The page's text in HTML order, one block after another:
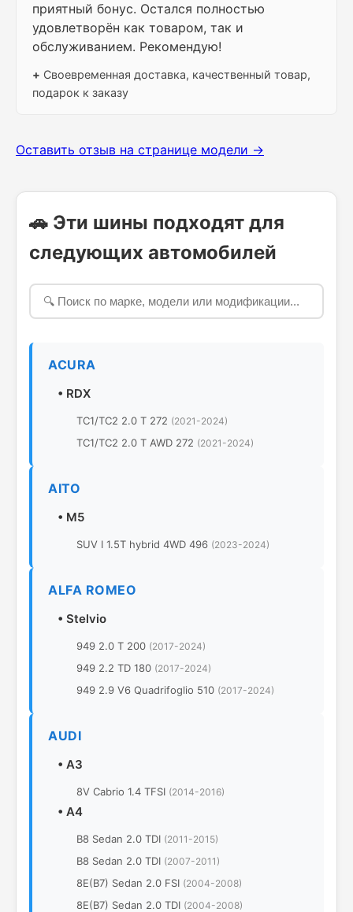
приятный бонус. Остался полностью
удовлетворён как товаром, так и
обслуживанием. Рекомендую!
+ Своевременная доставка, качественный товар,
подарок к заказу
Оставить отзыв на странице модели →
🚗 Эти шины подходят для
следующих автомобилей
ACURA
• RDX
TC1/TC2 2.0 T 272 (2021-2024)
TC1/TC2 2.0 T AWD 272 (2021-2024)
AITO
• M5
SUV I 1.5T hybrid 4WD 496 (2023-2024)
ALFA ROMEO
• Stelvio
949 2.0 T 200 (2017-2024)
949 2.2 TD 180 (2017-2024)
949 2.9 V6 Quadrifoglio 510 (2017-2024)
AUDI
• A3
8V Cabrio 1.4 TFSI (2014-2016)
• A4
B8 Sedan 2.0 TDI (2011-2015)
B8 Sedan 2.0 TDI (2007-2011)
8E(B7) Sedan 2.0 FSI (2004-2008)
8E(B7) Sedan 2.0 TDI (2004-2008)